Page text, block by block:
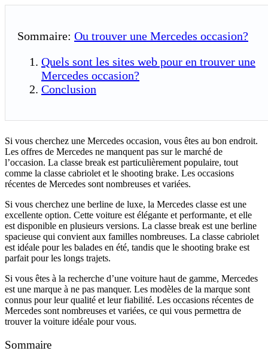
Sommaire: Ou trouver une Mercedes occasion?
Quels sont les sites web pour en trouver une
Mercedes occasion?
Conclusion
Si vous cherchez une Mercedes occasion, vous êtes au bon endroit.
Les offres de Mercedes ne manquent pas sur le marché de
l’occasion. La classe break est particulièrement populaire, tout
comme la classe cabriolet et le shooting brake. Les occasions
récentes de Mercedes sont nombreuses et variées.
Si vous cherchez une berline de luxe, la Mercedes classe est une
excellente option. Cette voiture est élégante et performante, et elle
est disponible en plusieurs versions. La classe break est une berline
spacieuse qui convient aux familles nombreuses. La classe cabriolet
est idéale pour les balades en été, tandis que le shooting brake est
parfait pour les longs trajets.
Si vous êtes à la recherche d’une voiture haut de gamme, Mercedes
est une marque à ne pas manquer. Les modèles de la marque sont
connus pour leur qualité et leur fiabilité. Les occasions récentes de
Mercedes sont nombreuses et variées, ce qui vous permettra de
trouver la voiture idéale pour vous.
Sommaire